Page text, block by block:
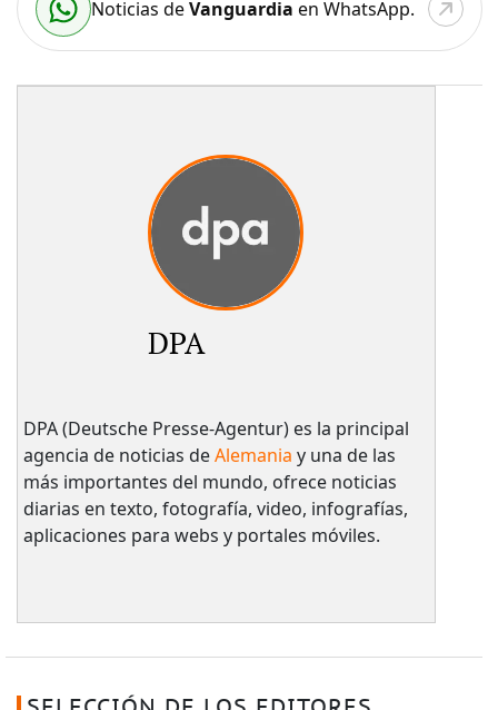
Noticias deVanguardia en WhatsApp.
DPA
DPA (Deutsche Presse-Agentur) es la principal
agencia de noticias deAlemania y una de las
más importantes del mundo, ofrece noticias
diarias en texto, fotografía, video, infografías,
aplicaciones para webs y portales móviles.